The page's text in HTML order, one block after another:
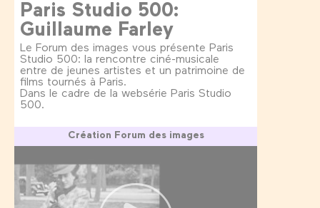
Paris Studio 500:
Guillaume Farley
Le Forum des images vous présente Paris
Studio 500: la rencontre ciné-musicale
entre de jeunes artistes et un patrimoine de
films tournés à Paris.
Dans le cadre de la websérie Paris Studio
500.
Création Forum des images